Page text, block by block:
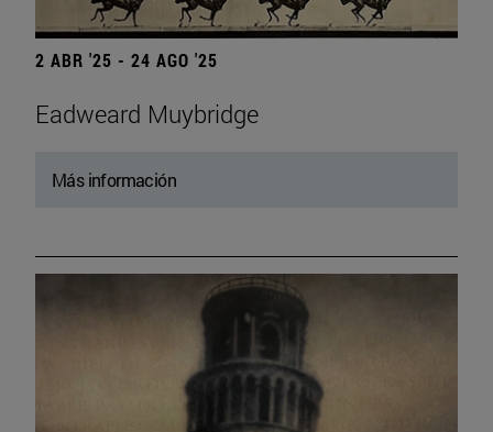
2 ABR '25 - 24 AGO '25
Eadweard Muybridge
Más información